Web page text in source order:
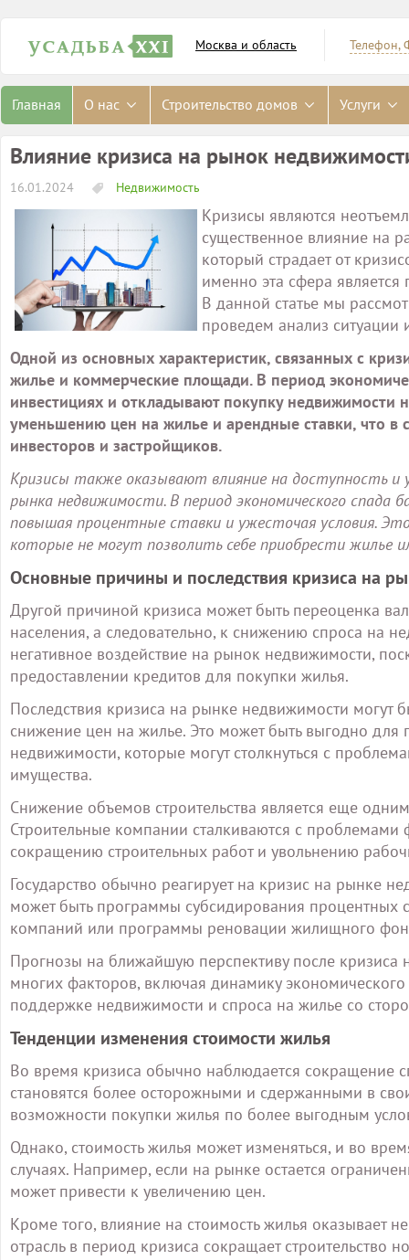
Телефон,
Москва и область
Главная О нас Строительство домов Услуги
Влияние кризиса на рынок
16.01.2024 Недвижимость
Кризисы являются
существенное влияние на
который страдает от
именно эта сфера
В данной статье мы
проведем анализ
Одной из основных характеристик, связанных с
жилье и коммерческие площади. В период
инвестициях и откладывают покупку недвижимости
уменьшению цен на жилье и арендные ставки, что в
инвесторов и застройщиков.
Кризисы также оказывают влияние на доступность и
рынка недвижимости. В период экономического спада
повышая процентные ставки и ужесточая условия.
которые не могут позволить себе приобрести жилье
Основные причины и последствия кризиса на
Другой причиной кризиса может быть переоценка
населения, а следовательно, к снижению спроса на
негативное воздействие на рынок недвижимости,
предоставлении кредитов для покупки жилья.
Последствия кризиса на рынке недвижимости могут
снижение цен на жилье. Это может быть выгодно для
недвижимости, которые могут столкнуться с
имущества.
Снижение объемов строительства является еще
Строительные компании сталкиваются с
сокращению строительных работ и увольнению
Государство обычно реагирует на кризис на рынке
может быть программы субсидирования процентных
компаний или программы реновации жилищного
Прогнозы на ближайшую перспективу после кризиса
многих факторов, включая динамику
поддержке недвижимости и спроса на жилье со
Тенденции изменения стоимости жилья
Во время кризиса обычно наблюдается сокращение
становятся более осторожными и сдержанными в
возможности покупки жилья по более выгодным
Однако, стоимость жилья может изменяться, и во
случаях. Например, если на рынке остается
может привести к увеличению цен.
Кроме того, влияние на стоимость жилья оказывает
отрасль в период кризиса сокращает строительство